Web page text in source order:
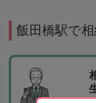
飯田橋駅で